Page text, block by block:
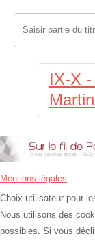
IX-X
Mentions légales
Choix utilisateur pour
Nous utilisons des
possibles. Si vous